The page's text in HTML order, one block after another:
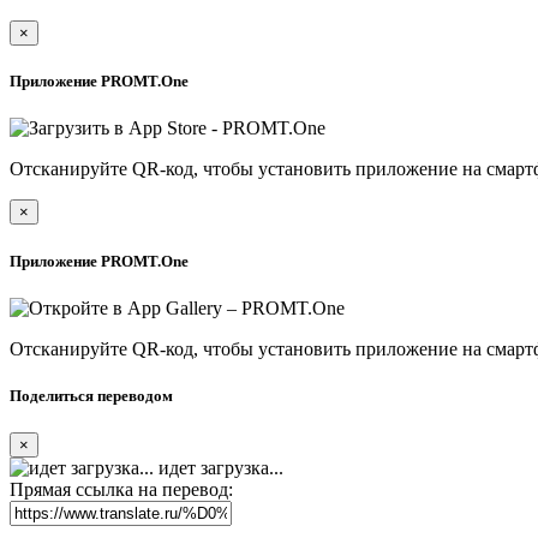
×
Приложение PROMT.One
Отсканируйте QR-код, чтобы установить приложение на
×
Приложение PROMT.One
Отсканируйте QR-код, чтобы установить приложение на
Поделиться переводом
×
идет загрузка...
Прямая ссылка на перевод: